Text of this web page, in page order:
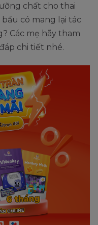
chất cho thai
bầu có mang lại tác
Các mẹ hãy tham
chi tiết nhé.